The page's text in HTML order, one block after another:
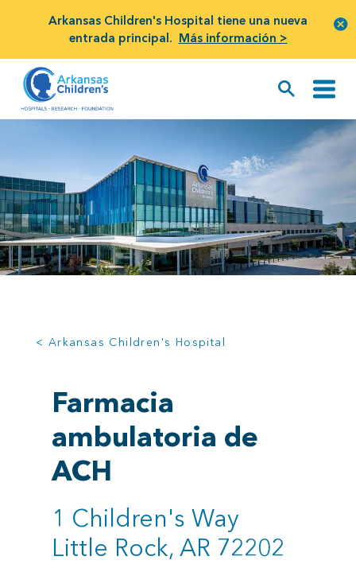
Arkansas Children's Hospital tiene una nueva
entrada principal. Más información >
< Arkansas Children's Hospital
Farmacia
ambulatoria de
ACH
1 Children's Way
Little Rock, AR 72202